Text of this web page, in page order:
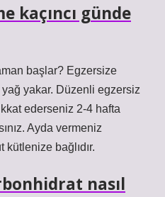
kaçıncı günde
başlar? Egzersize
yağ yakar. Düzenli egzersiz
ederseniz 2-4 hafta
Ayda vermeniz
kütlenize bağlıdır.
nasıl